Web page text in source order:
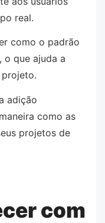
real.
como o padrão
o que ajuda a
adição
como as
projetos de
com